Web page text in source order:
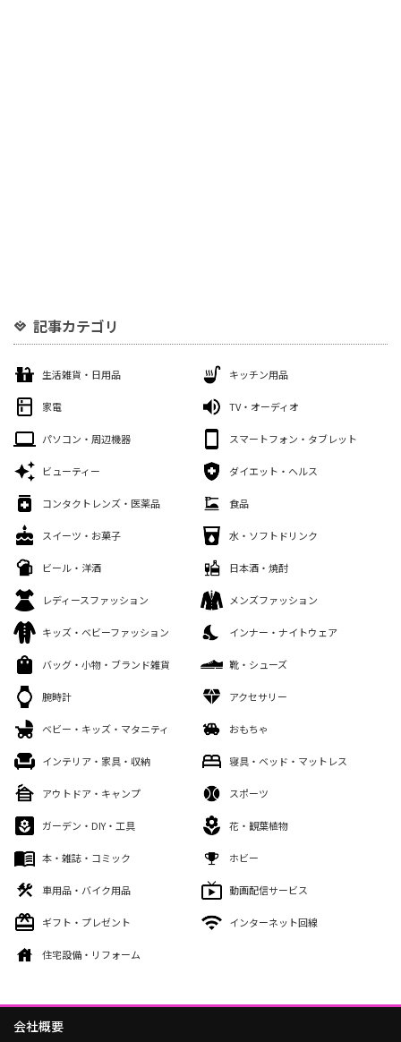
記事カテゴリ
生活雑貨・日用品 キッチン用品
家電 TV・オーディオ
パソコン・周辺機器 スマートフォン・タブレット
ビューティー ダイエット・ヘルス
コンタクトレンズ・医薬品 食品
スイーツ・お菓子 水・ソフトドリンク
ビール・洋酒 日本酒・焼酎
レディースファッション メンズファッション
キッズ・ベビーファッション インナー・ナイトウェア
バッグ・小物・ブランド雑貨 靴・シューズ
腕時計 アクセサリー
ベビー・キッズ・マタニティ おもちゃ
インテリア・家具・収納 寝具・ベッド・マットレス
アウトドア・キャンプ スポーツ
ガーデン・DIY・工具 花・観葉植物
本・雑誌・コミック ホビー
車用品・バイク用品 動画配信サービス
ギフト・プレゼント インターネット回線
住宅設備・リフォーム
会社概要